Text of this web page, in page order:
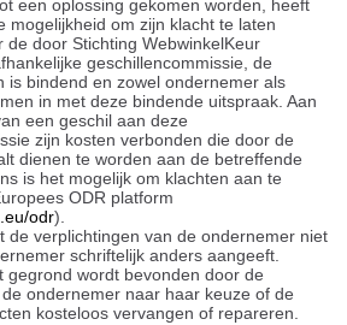
een oplossing gekomen worden, heeft
mogelijkheid om zijn klacht te laten
de door Stichting WebwinkelKeur
geschillencommissie, de
is bindend en zowel ondernemer als
in met deze bindende uitspraak. Aan
een geschil aan deze
zijn kosten verbonden die door de
dienen te worden aan de betreffende
is het mogelijk om klachten aan te
ODR platform
odr).
de verplichtingen van de ondernemer niet
schriftelijk anders aangeeft.
gegrond wordt bevonden door de
ondernemer naar haar keuze of de
kosteloos vervangen of repareren.